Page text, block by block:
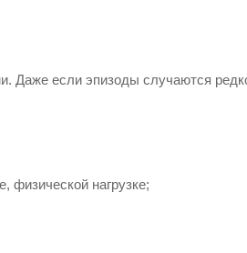
если эпизоды случаются
физической нагрузке;